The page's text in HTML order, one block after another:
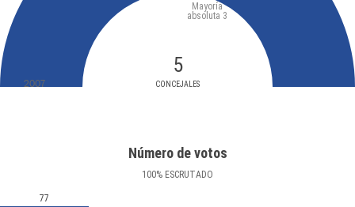
5
CONCEJALES
Mayoría
absoluta 3
2007
Número de votos
100% ESCRUTADO
77